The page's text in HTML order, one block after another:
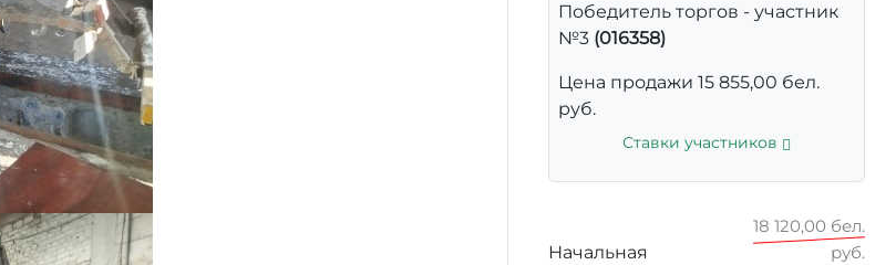
Победитель торгов - участник
№3 (016358)
Цена продажи 15 855,00 бел.
руб.
Ставки участников
Начальная
18 120,00 бел.
руб.